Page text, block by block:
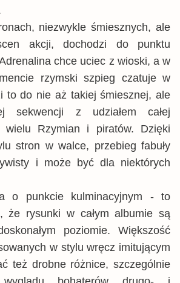
niezwykle śmiesznych, ale
akcji, dochodzi do punktu
chce uciec z wioski, a w
rzymski szpieg czatuje w
to do nie aż takiej śmiesznej, ale
sekwencji z udziałem całej
wielu Rzymian i piratów. Dzięki
stron w walce, przebieg fabuły
i może być dla niektórych
o punkcie kulminacyjnym - to
że rysunki w całym albumie są
poziomie. Większość
w stylu wręcz imitującym
też drobne różnice, szczególnie